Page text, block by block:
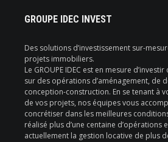
GROUPE IDEC INVEST
Des solutions d’investissement sur-
projets immobiliers.
Le GROUPE IDEC est en mesure
sur des opérations d’aménagement, de
conception-construction. En se tenant à
de vos projets, nos équipes vous
concrétiser dans les meilleures
réalisé plus d’une centaine d’opérations
actuellement la gestion locative de plus